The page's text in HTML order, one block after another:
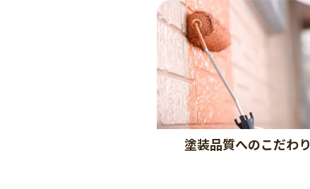
塗装品質へのこだわり